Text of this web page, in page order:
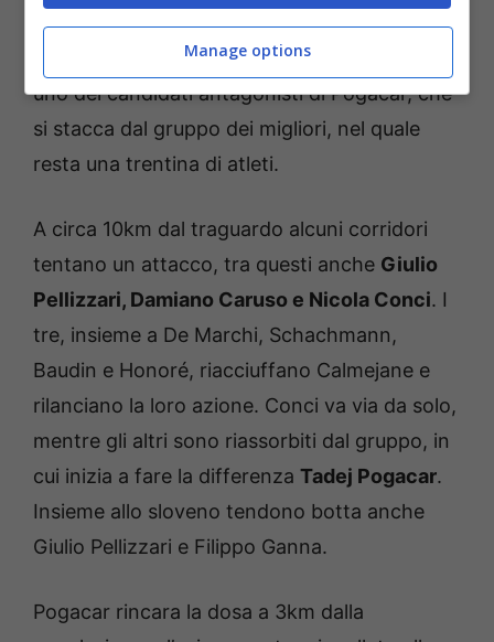
di sotto dei 30″. Nel frattempo arriva il primo
grande colpo di scena conRomain Bardet
uno dei candidati antagonisti di Pogacar, che
si stacca dal gruppo dei migliori, nel quale
resta una trentina di atleti.
A circa 10km dal traguardo alcuni corridori
tentano un attacco, tra questi anche Giulio
Pellizzari, Damiano Caruso e Nicola Conci. I
tre, insieme a De Marchi, Schachmann,
Baudin e Honoré, riacciuffano Calmejane e
rilanciano la loro azione. Conci va via da solo,
mentre gli altri sono riassorbiti dal gruppo, in
cui inizia a fare la differenza Tadej Pogacar.
Insieme allo sloveno tendono botta anche
Giulio Pellizzari e Filippo Ganna.
Pogacar rincara la dosa a 3km dalla
Manage options